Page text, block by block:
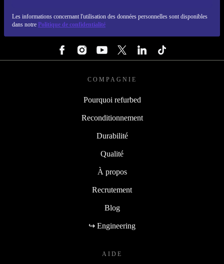
Les informations concernant l'utilisation des données personnelles sont disponibles
dans notre Politique de confidentialité
COMPAGNIE
Pourquoi refurbed
Reconditionnement
Durabilité
Qualité
À propos
Recrutement
Blog
↪ Engineering
AIDE